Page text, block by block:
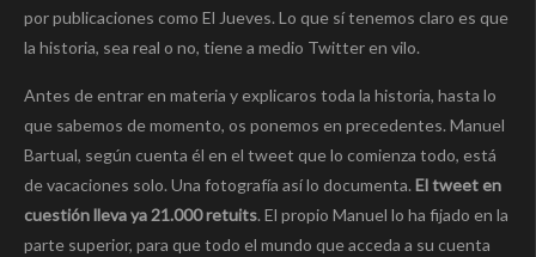
por publicaciones como El Jueves. Lo que sí tenemos claro es que
la historia, sea real o no, tiene a medio Twitter en vilo.
Antes de entrar en materia y explicaros toda la historia, hasta lo
que sabemos de momento, os ponemos en precedentes. Manuel
Bartual, según cuenta él en el tweet que lo comienza todo, está
de vacaciones solo. Una fotografía así lo documenta. El tweet en
cuestión lleva ya 21.000 retuits. El propio Manuel lo ha fijado en la
parte superior, para que todo el mundo que acceda a su cuenta